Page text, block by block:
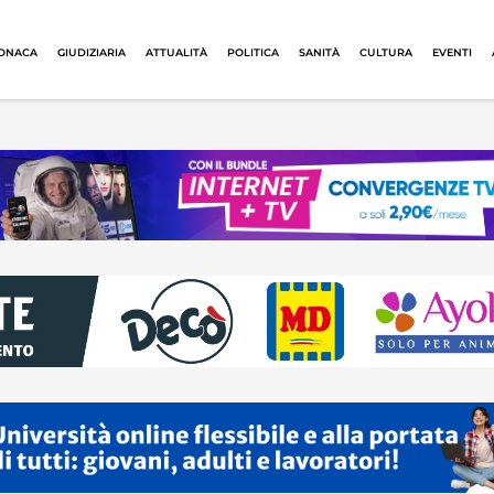
GIUDIZIARIA ATTUALITÀ POLITICA SANITÀ CULTURA EVENTI